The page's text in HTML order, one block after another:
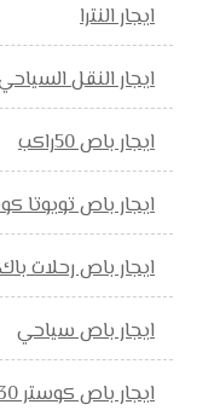
ايجار النترا
ايجار النقل
ايجار باص 50راكب
ايجار باص تويوتا
ايجار باص رحلات
ايجار باص سياحي
ايجار باص كوستر 30 راكب